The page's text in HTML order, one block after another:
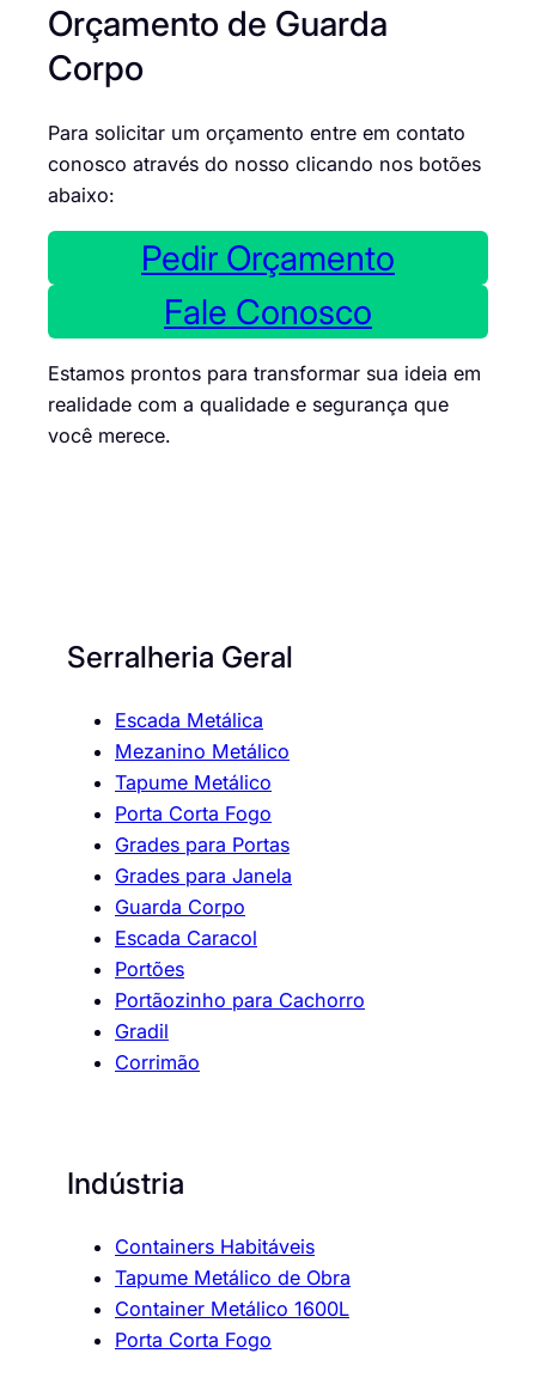
Orçamento de Guarda
Corpo
Para solicitar um orçamento entre em contato
conosco através do nosso clicando nos botões
abaixo:
Pedir Orçamento
Fale Conosco
Estamos prontos para transformar sua ideia em
realidade com a qualidade e segurança que
você merece.
Serralheria Geral
Escada Metálica
Mezanino Metálico
Tapume Metálico
Porta Corta Fogo
Grades para Portas
Grades para Janela
Guarda Corpo
Escada Caracol
Portões
Portãozinho para Cachorro
Gradil
Corrimão
Indústria
Containers Habitáveis
Tapume Metálico de Obra
Container Metálico 1600L
Porta Corta Fogo